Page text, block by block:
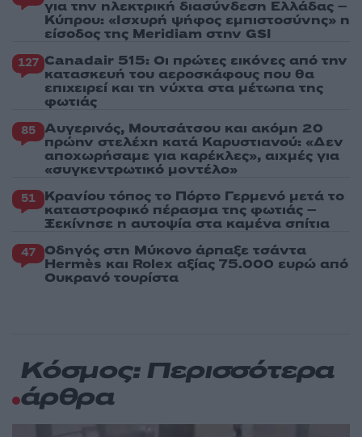
για την ηλεκτρική διασύνδεση Ελλάδας –
Κύπρου: «Ισχυρή ψήφος εμπιστοσύνης» η
είσοδος της Meridiam στην GSI
127 Canadair 515: Οι πρώτες εικόνες από την
κατασκευή του αεροσκάφους που θα
επιχειρεί και τη νύχτα στα μέτωπα της
φωτιάς
85 Αυγερινός, Μουτσάτσου και ακόμη 20
πρώην στελέχη κατά Καρυστιανού: «Δεν
αποχωρήσαμε για καρέκλες», αιχμές για
«συγκεντρωτικό μοντέλο»
51 Κρανίου τόπος το Πόρτο Γερμενό μετά το
καταστροφικό πέρασμα της φωτιάς –
Ξεκίνησε η αυτοψία στα καμένα σπίτια
47 Οδηγός στη Μύκονο άρπαξε τσάντα
Hermès και Rolex αξίας 75.000 ευρώ από
Ουκρανό τουρίστα
Κόσμος: Περισσότερα
άρθρα